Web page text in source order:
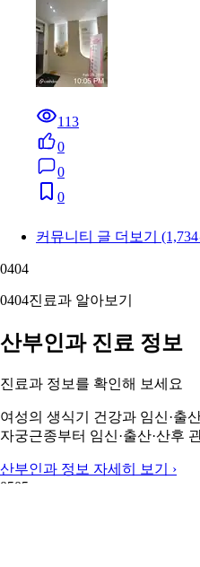
113
0
0
0
커뮤니티 글 더보기
0404
0404진료과 알아보기
산부인과 진료 정보
진료과 정보를 확인해 보세요
여성의 생식기 건강과 임신·출
자궁근종부터 임신·출산·산후
산부인과 정보 자세히 보기 ›
0505